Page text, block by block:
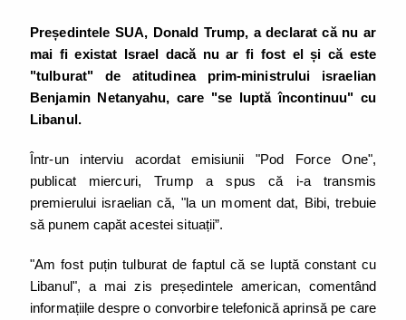
Președintele SUA, Donald Trump, a declarat că nu ar
mai fi existat Israel dacă nu ar fi fost el și că este
"tulburat" de atitudinea prim-ministrului israelian
Benjamin Netanyahu, care "se luptă încontinuu" cu
Libanul.
Într-un interviu acordat emisiunii "Pod Force One",
publicat miercuri, Trump a spus că i-a transmis
premierului israelian că, "la un moment dat, Bibi, trebuie
să punem capăt acestei situații”.
"Am fost puțin tulburat de faptul că se luptă constant cu
Libanul", a mai zis președintele american, comentând
informațiile despre o convorbire telefonică aprinsă pe care